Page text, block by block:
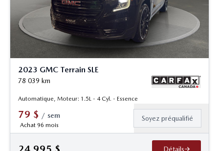
2023 GMC Terrain SLE
78 039 km
Automatique, Moteur: 1.5L - 4 Cyl. - Essence
79 $ / sem
Achat 96 mois
Soyez préqualifié
Détails